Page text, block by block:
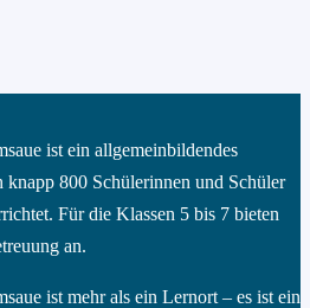
ist ein allgemeinbildendes
800 Schülerinnen und Schüler
Für die Klassen 5 bis 7 bieten
an.
ist mehr als ein Lernort – es ist ein